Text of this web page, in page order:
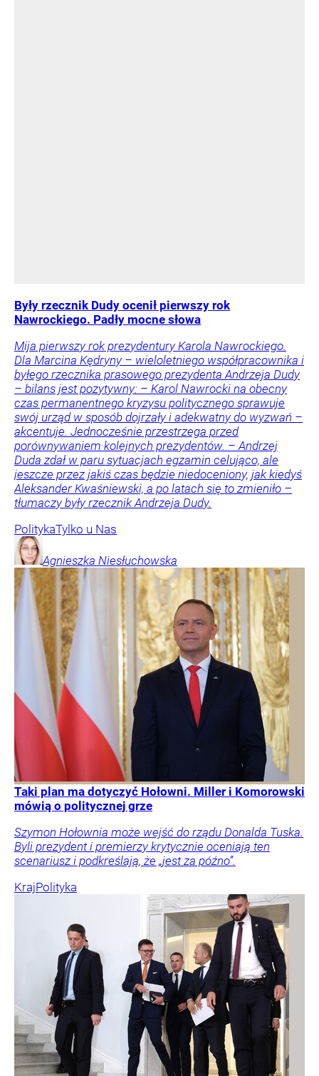
Były rzecznik Dudy ocenił pierwszy rok
Nawrockiego. Padły mocne słowa
Mija pierwszy rok prezydentury Karola Nawrockiego.
Dla Marcina Kędryny – wieloletniego współpracownika i
byłego rzecznika prasowego prezydenta Andrzeja Dudy
– bilans jest pozytywny: – Karol Nawrocki na obecny
czas permanentnego kryzysu politycznego sprawuje
swój urząd w sposób dojrzały i adekwatny do wyzwań –
akcentuje. Jednocześnie przestrzega przed
porównywaniem kolejnych prezydentów. – Andrzej
Duda zdał w paru sytuacjach egzamin celująco, ale
jeszcze przez jakiś czas będzie niedoceniony, jak kiedyś
Aleksander Kwaśniewski, a po latach się to zmieniło –
tłumaczy były rzecznik Andrzeja Dudy.
PolitykaTylko u Nas
Agnieszka Niesłuchowska
Taki plan ma dotyczyć Hołowni. Miller i Komorowski
mówią o politycznej grze
Szymon Hołownia może wejść do rządu Donalda Tuska.
Byli prezydent i premierzy krytycznie oceniają ten
scenariusz i podkreślają, że „jest za późno”.
KrajPolityka